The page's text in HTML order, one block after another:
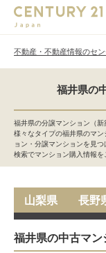
不動産・不動産情報のセ
福井県の
福井県の分譲マンション（新
様々なタイプの福井県のマ
ョン・分譲マンションを見
検索でマンション購入情報を
山梨県 長野
福井県の中古マン